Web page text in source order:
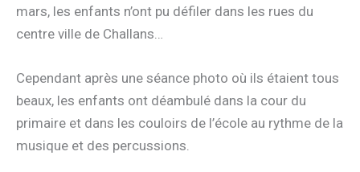
mars, les enfants n’ont pu défiler dans les rues du
centre ville de Challans…
Cependant après une séance photo où ils étaient tous
beaux, les enfants ont déambulé dans la cour du
primaire et dans les couloirs de l’école au rythme de la
musique et des percussions.